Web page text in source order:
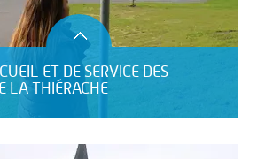
ET DE SERVICE DES
LA THIÉRACHE